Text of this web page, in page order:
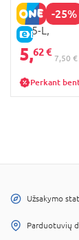
-25%
E-KAINA
015-L,
5,62 €
7,50 €
Perkant
Užsakymo
Parduotuvių